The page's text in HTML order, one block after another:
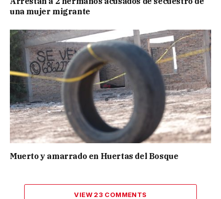
una mujer migrante
Muerto y amarrado en Huertas del Bosque
VIEW 23 COMMENTS